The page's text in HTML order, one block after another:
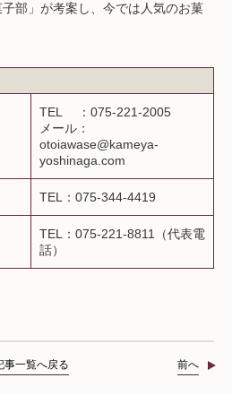
部」が考案し、今では人気のお菓
TEL ：075-221-2005
メール：
otoiawase@kameya-
yoshinaga.com
TEL：075-344-4419
TEL：075-221-8811（代表電
話）
事一覧へ戻る 前へ